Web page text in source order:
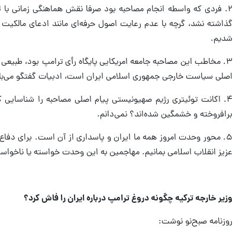
۲. فردی که واسطه انجام مصاحبه بود صرفا نقش هماهنگی زمانی با
گذاشته نشد، گرچه با عدم رعایت اصول حرفه‌ای مانند ادعای
شدیم.
۳. مخاطب این مصاحبه جامعه امریکایی پایگاه رأی ترامپ بود،
اصلی سیاست خارجی جمهوری اسلامی ایران است، ادبیات گفتگو
۴. اکانت توئیتری رژیم صهیونیستی پیام اصلی مصاحبه را
برافروخته و خشمگین شده‌اند؟ نمی‌دانم.
۵. محور وحدت امروز همه ما ایران و پاسداری از آن است. برای
عزیز انقلاب اسلامی بمانیم. مهاجمین به این وحدت خواسته یا
وزیر خارجه ترکیه چگونه دروغ ترامپ درباره ایران را فاش کرد؟
روزنامه صبح‌نو نوشت: